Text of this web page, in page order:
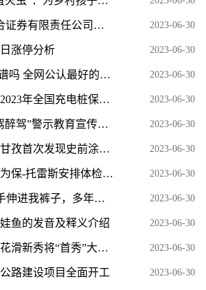
迪威尔: 华泰联合证券有限责任公司关于南京迪威尔高端制造股份有限公司核心技术人员离职的核查意见_世界热资讯 2023-06-30
涨停分析 2023-06-30
csgo盲盒开箱靠谱吗 全网公认最好的csgo开箱网站盘点 2023-06-30
万联证券：预计2023年全国充电桩保有量将超过1050万台_热闻 2023-06-30
自贡富顺：“酒驾醉驾”警示教育宣传进企业|世界要闻 2023-06-30
重大发现！四川甘孜首次发现史前涂绘类岩画群-焦点速递 2023-06-30
罗马诺：维拉已为保-托雷斯安排体检，转会费3500万欧加浮动 2023-06-30
Ella自曝：他把手伸进我裤子，多年后才知道，两个妹妹同样被侵犯 2023-06-30
鱼的发音及释义介绍 2023-06-30
天天头条：北京花滑新秀将“首秀”大奖赛 2023-06-30
路建设项目全面开工 2023-06-30